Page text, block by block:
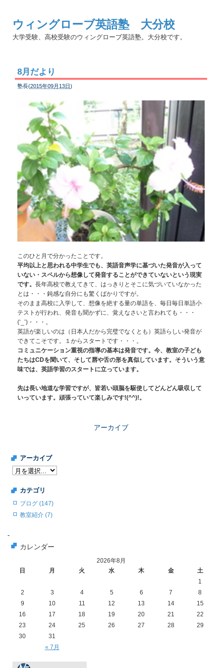
ウィングローブ英語塾 大分校
大学受験、高校受験のウィングローブ英語塾。大分校です。
8月だより
塾長(2015年09月13日)
このひと月で分かったことです。
平均以上と思われる中学生でも、英語音声学に基づいた発音が入って
いない・スペルから想像して発音することができていないという現実
です。 長年高校で教えてきて、はっきりとそこに気づいていなかった
とは・・・鈍感な自分にも驚くばかりですが。
そのまま高校に入学して、想像を絶する量の単語を、毎日毎日単語小
テストが行われ、発音も聞かずに、覚えなさいと言われても・・・
(‘_’)・・・。
英語が楽しいのは（日本人だから完璧でなくとも）英語らしい発音が
できてこそです。１からスタートです・・・。
コミュニケーション重視の指導の基本は発音です。今、教室の子ども
たちはCDを聞いて、そして唇や舌の形を真似しています。そういう意
味では、英語学習のスタートに立っています。
先は長い地道な学習ですが、皆若い頭脳を駆使してどんどん吸収して
いっています。頑張っていて楽しみです!(^^)!。
アーカイブ
アーカイブ
カテゴリ
ブログ (147)
教室紹介 (7)
-
カレンダー
2026年8月
日
月 火 水 木 金 土
« 7月
1
2
3 4 5 6 7
8
9
10 11 12 13 14
15
16
17 18 19 20 21
22
23
24 25 26 27 28
29
30
31